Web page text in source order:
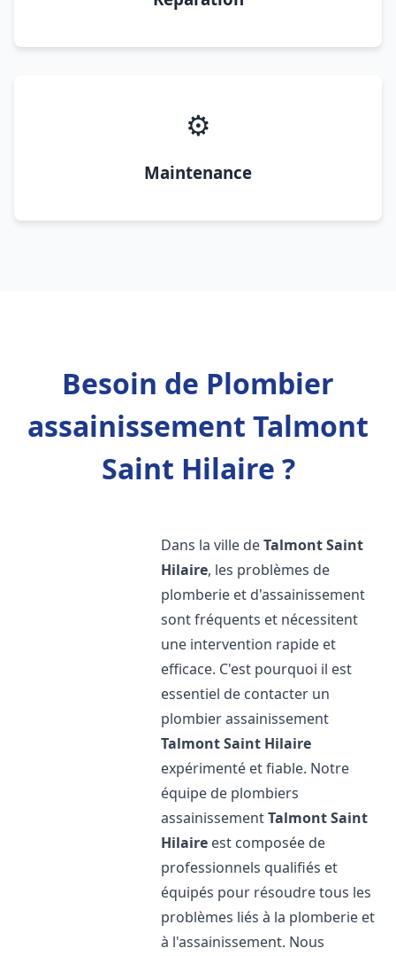
⚙️
Maintenance
Besoin de Plombier
assainissement Talmont
Saint Hilaire ?
Dans la ville deTalmont Saint
Hilaire, les problèmes de
plomberie et d'assainissement
sont fréquents et nécessitent
une intervention rapide et
efficace. C'est pourquoi il est
essentiel de contacter un
plombier assainissement
Talmont Saint Hilaire
expérimenté et fiable. Notre
équipe de plombiers
assainissementTalmont Saint
Hilaire est composée de
professionnels qualifiés et
équipés pour résoudre tous les
problèmes liés à la plomberie et
à l'assainissement. Nous